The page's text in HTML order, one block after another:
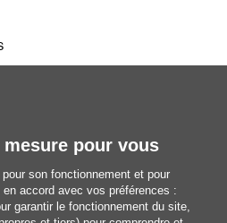
découvrir
pour vous
son fonctionnement et pour
accord avec vos préférences :
garantir le fonctionnement du site,